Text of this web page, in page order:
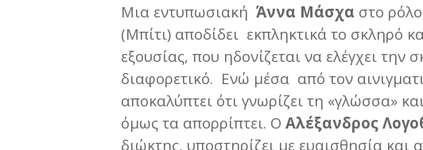
Μια εντυπωσιακή Άννα Μάσχα στο
(Μπίτι) αποδίδει εκπληκτικά το σκληρό
εξουσίας, που ηδονίζεται να ελέγχει
διαφορετικό. Ενώ μέσα από τον
αποκαλύπτει ότι γνωρίζει τη «γλώσσα»
όμως τα απορρίπτει. Ο Αλέξανδρος
διώκτης, υποστηρίζει με ευαισθησία